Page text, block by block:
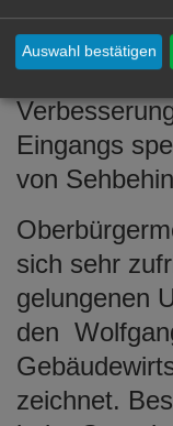
umgesetzt
sagte Frau
Eingangs
von
sich sehr
gelungenen
den
zeichnet.
Auswahl bestätigen